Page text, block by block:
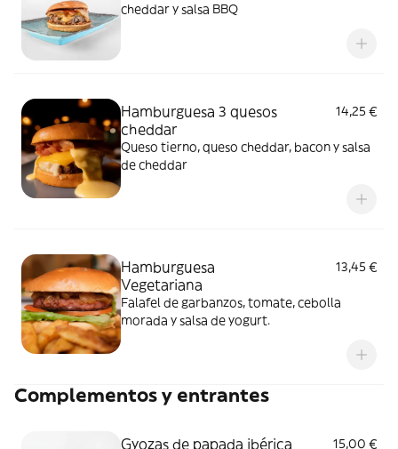
cheddar y salsa BBQ
Hamburguesa 3 quesos
cheddar
14,25 €
Queso tierno, queso cheddar, bacon y salsa
de cheddar
Hamburguesa
Vegetariana
13,45 €
Falafel de garbanzos, tomate, cebolla
morada y salsa de yogurt.
Complementos y entrantes
Gyozas de papada ibérica 15,00 €